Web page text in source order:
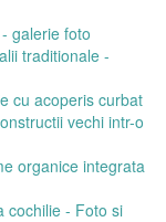
galerie foto
traditionale -
cu acoperis curbat
vechi intr-o
organice integrata
cochilie - Foto si